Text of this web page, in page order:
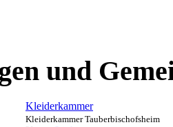
und
Kleiderkammer
Kleiderkammer Tauberbischofsheim